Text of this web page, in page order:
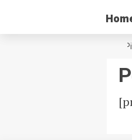
Ujaran Kebencian di Medsos